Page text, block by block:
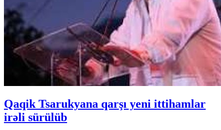
Qaqik Tsarukyana qarşı yeni ittihamlar
irəli sürülüb